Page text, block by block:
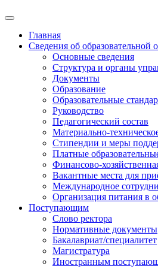
Главная
Сведения об образовательной
Основные сведения
Структура и органы
Документы
Образование
Образовательные
Руководство
Педагогический состав
Материально-
Стипендии и меры
Платные
Финансово-
Вакантные места для
Международное
Организация питания в
Поступающим
Слово ректора
Нормативные документы
Бакалавриат/специалитет
Магистратура
Иностранным